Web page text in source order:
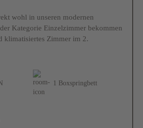
wohl in unseren modernen
Kategorie Einzelzimmer bekommen
klimatisiertes Zimmer im 2.
1 Boxspringbett